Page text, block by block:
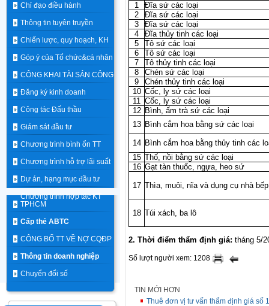
Chỉ đạo điều hành
Thông tin tuyên truyền
Chiến lược, quy hoạch, KH
Góp ý của Tổ chức&cá nhân
CÔNG KHAI TÀI SẢN CÔNG
Đăng ký kinh doanh
Công tác Đấu thầu
Giám sát đầu tư
Chương trình bình ổn TT
Chương trình hỗ trợ lãi suất
Dự án, hạng mục đầu tư
Chương trình hợp tác KT
TPHCM
Cấp thẻ ABTC
CÔNG BỐ TT VỀ NỢ CQĐP
Thông tin doanh nghiệp
Chuyển đổi số
1
Đĩa sứ các loại
2
Đĩa sứ các loại
3
Đĩa sứ các loại
4
Đĩa thủy tinh các loại
5
Tô sứ các loại
6
Tô sứ các loại
7
Tô thủy tinh các loại
8
Chén sứ các loại
9
Chén thủy tinh các loại
10 Cốc, ly sứ các loại
11 Cốc, ly sứ các loại
12 Bình, ấm trà sứ các loại
13 Bình cắm hoa bằng sứ các loại
14 Bình cắm hoa bằng thủy tinh các
15 Thố, nồi bằng sứ các loại
16 Gạt tàn thuốc, ngựa, heo sứ
17 Thìa, muôi, nĩa và dụng cụ nhà
18 Túi xách, ba lô
2. Thời điểm thẩm định giá: tháng 5/
Số lượt người xem: 1208
TIN MỚI HƠN
Thuê đơn vị tư vấn thẩm định giá số